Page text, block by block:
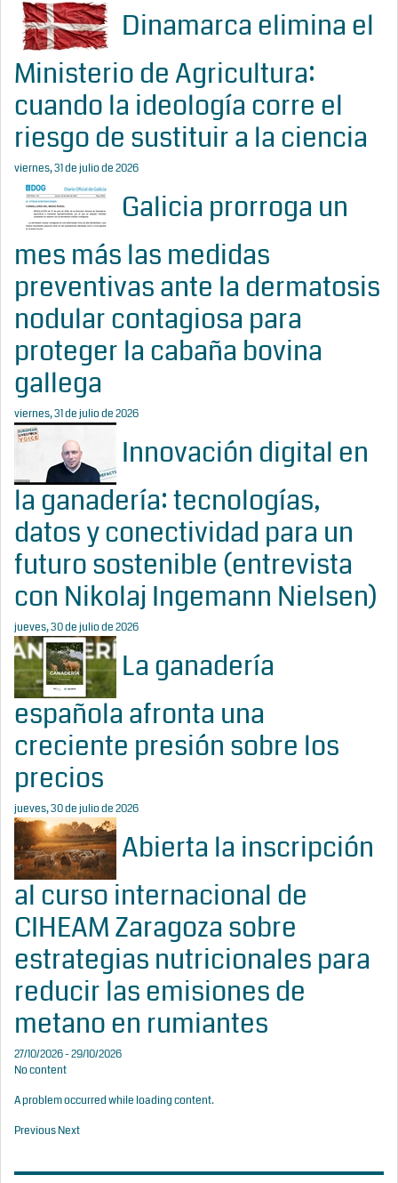
Dinamarca elimina el
Ministerio de Agricultura:
cuando la ideología corre el
riesgo de sustituir a la ciencia
viernes, 31 de julio de 2026
Galicia prorroga un
mes más las medidas
preventivas ante la dermatosis
nodular contagiosa para
proteger la cabaña bovina
gallega
viernes, 31 de julio de 2026
Innovación digital en
la ganadería: tecnologías,
datos y conectividad para un
futuro sostenible (entrevista
con Nikolaj Ingemann Nielsen)
jueves, 30 de julio de 2026
La ganadería
española afronta una
creciente presión sobre los
precios
jueves, 30 de julio de 2026
Abierta la inscripción
al curso internacional de
CIHEAM Zaragoza sobre
estrategias nutricionales para
reducir las emisiones de
metano en rumiantes
27/10/2026 - 29/10/2026
No content
A problem occurred while loading content.
PreviousNext